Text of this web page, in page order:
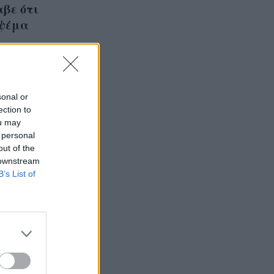
or
to
may
of the
List of
ότι